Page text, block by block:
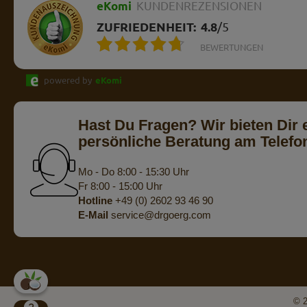
eKomi KUNDENREZENSIONEN
ZUFRIEDENHEIT: 4.8/5
BEWERTUNGEN
powered by eKomi
Hast Du Fragen? Wir bieten Dir
persönliche Beratung am
Mo - Do 8:00 - 15:30 Uhr
Fr 8:00 - 15:00 Uhr
Hotline+49 (0) 2602 93 46 90
E-Mail service@drgoerg.com
©